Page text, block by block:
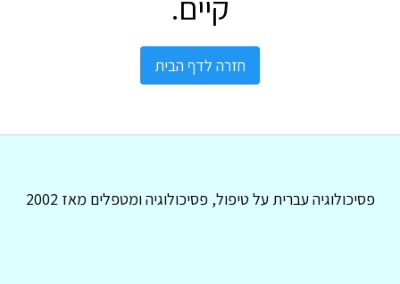
חזרה לדף הבית
פסיכולוגיה עברית על טיפול, פסיכולוגיה ומטפלים מאז 2002